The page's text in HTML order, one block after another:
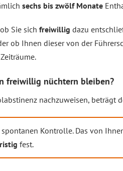
sechs bis zwölf Monate
Sie sich freiwillig dazu
ob Ihnen dieser von der
freiwillig nüchtern bleiben?
nachzuweisen, beträgt
Kontrolle. Das von
fest.